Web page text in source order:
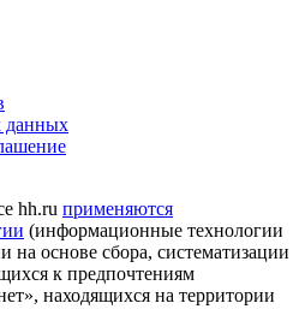
данных
hh.ru применяются
(информационные технологии
на основе сбора, систематизации
к предпочтениям
находящихся на территории